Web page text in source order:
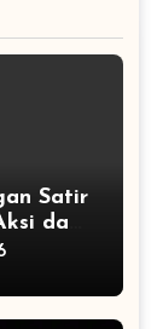
Satir
dan